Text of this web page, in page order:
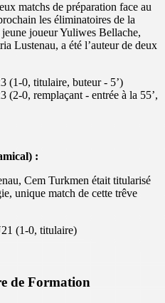
matchs de préparation face au
les éliminatoires de la
joueur Yuliwes Bellache,
Lustenau, a été l’auteur de deux
(1-0, titulaire, buteur - 5’)
(2-0, remplaçant - entrée à la 55’,
:
Cem Turkmen était titularisé
unique match de cette trêve
(1-0, titulaire)
de Formation